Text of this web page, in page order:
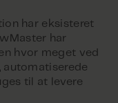
har eksisteret
har
hvor meget ved
automatiserede
til at levere